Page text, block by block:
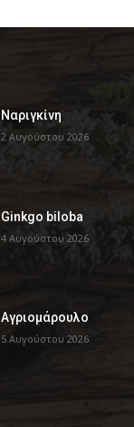
Ναριγκίνη
2 Αυγούστου 2026
Ginkgo biloba
4 Αυγούστου 2026
Αγριομάρουλο
5 Αυγούστου 2026